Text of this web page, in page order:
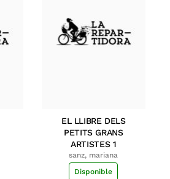
EL LLIBRE DELS
PETITS GRANS
ARTISTES 1
sanz, mariana
Disponible